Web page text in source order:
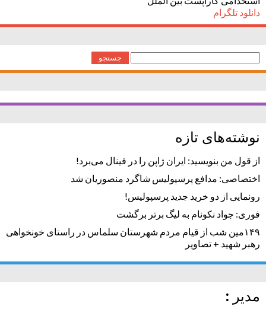
دانلود تلگرام
جستجو
برای:
نوشته‌های تازه
از قول من بنویسید: ایران ژاپن را در فینال می‌برد!
اختصاصی: مدافع پرسپولیس شاگرد منصوریان شد
رونمایی از دو خرید جدید پرسپولیس!
فوری: جواد نکونام به لیگ برتر برگشت
۱۴۹مین شب از قیام مردم شهرستان سلماس در راستای خونخواهی
رهبر شهید + تصاویر
مدیر :